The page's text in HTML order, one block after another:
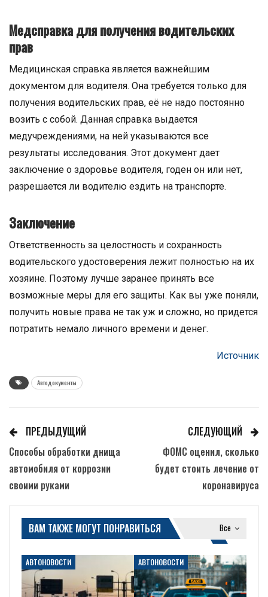
Медсправка для получения водительских
прав
Медицинская справка является важнейшим
документом для водителя. Она требуется только для
получения водительских прав, её не надо постоянно
возить с собой. Данная справка выдается
медучреждениями, на ней указываются все
результаты исследования. Этот документ дает
заключение о здоровье водителя, годен он или нет,
разрешается ли водителю ездить на транспорте.
Заключение
Ответственность за целостность и сохранность
водительского удостоверения лежит полностью на их
хозяине. Поэтому лучше заранее принять все
возможные меры для его защиты. Как вы уже поняли,
получить новые права не так уж и сложно, но придется
потратить немало личного времени и денег.
Источник
Автодокументы
ПРЕДЫДУЩИЙ
Способы обработки днища
автомобиля от коррозии
своими руками
СЛЕДУЮЩИЙ
ФОМС оценил, сколько
будет стоить лечение от
коронавируса
Все
ВАМ ТАКЖЕ МОГУТ ПОНРАВИТЬСЯ
АВТОНОВОСТИ АВТОНОВОСТИ